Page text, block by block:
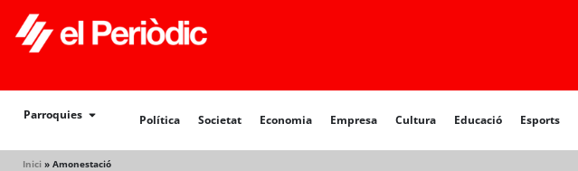
Parroquies Política Societat Economia Empresa Cultura Educació Esports
Inici » Amonestació
Política Societat